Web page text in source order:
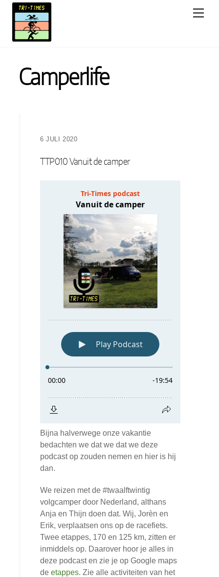
Skip
content
Camperlife
6 JULI 2020
TTP010 Vanuit de camper
Bijna halverwege onze vakantie
bedachten we dat we dat we deze
podcast op zouden nemen en hier is hij
dan.
We reizen met de #twaalftwintig
volgcamper door Nederland, althans
Anja en Thijn doen dat. Wij, Jorèn en
Erik, verplaatsen ons op de racefiets.
Twee etappes, 170 en 125 km, zitten er
inmiddels op. Daarover hoor je alles in
deze podcast en zie je op Google maps
deetappes. Zie alle activiteiten van het